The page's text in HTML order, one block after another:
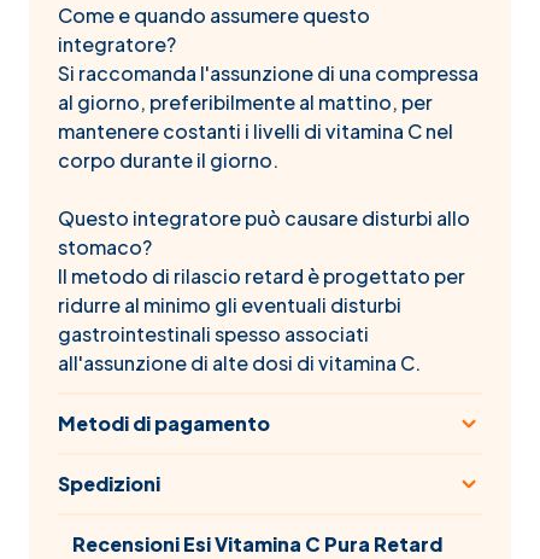
Come e quando assumere questo
integratore?
Si raccomanda l'assunzione di una compressa
al giorno, preferibilmente al mattino, per
mantenere costanti i livelli di vitamina C nel
corpo durante il giorno.
Questo integratore può causare disturbi allo
stomaco?
Il metodo di rilascio retard è progettato per
ridurre al minimo gli eventuali disturbi
gastrointestinali spesso associati
all'assunzione di alte dosi di vitamina C.
Metodi di pagamento
Spedizioni
Recensioni Esi Vitamina C Pura Retard